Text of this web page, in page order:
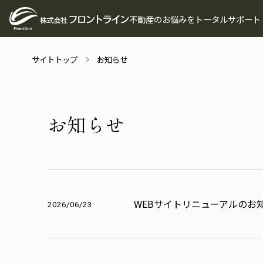
不動産のお悩みをトータルサポート
サイトトップ お知らせ
お知 ら せ
2026/06/23 WEBサイトリニューアルのお